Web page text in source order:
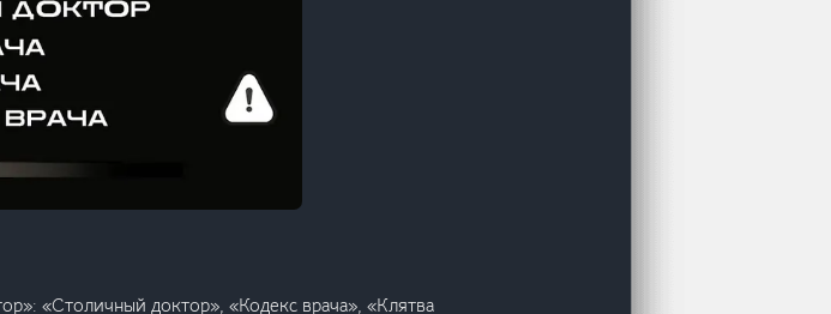
«Столичный доктор», «Кодекс врача», «Клятва